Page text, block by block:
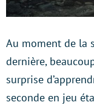
Au moment de la
dernière,
surprise
seconde en jeu